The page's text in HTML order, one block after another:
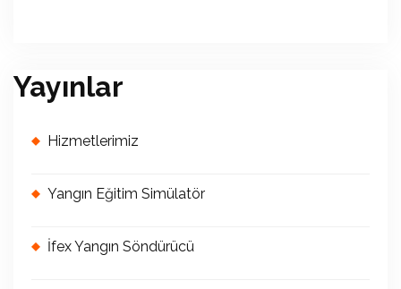
Yayınlar
Hizmetlerimiz
Yangın Eğitim Simülatör
İfex Yangın Söndürücü